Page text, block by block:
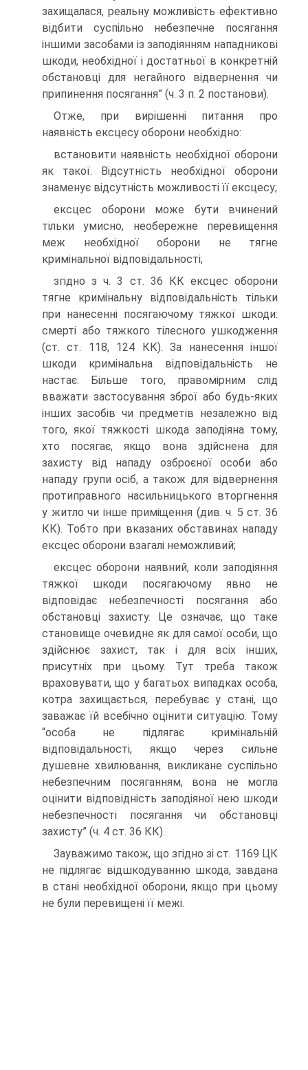
захищалася, реальну можливість ефективно
відбити суспільно небезпечне посягання
іншими засобами із заподіянням нападникові
шкоди, необхідної і достатньої в конкретній
обстановці для негайного відвернення чи
припинення посягання” (ч. 3 п. 2 постанови).
Отже, при вирішенні питання про
наявність ексцесу оборони необхідно:
встановити наявність необхідної оборони
як такої. Відсутність необхідної оборони
знаменує відсутність можливості її ексцесу;
ексцес оборони може бути вчинений
тільки умисно, необережне перевищення
меж необхідної оборони не тягне
кримінальної відповідальності;
згідно з ч. 3 ст. 36 КК ексцес оборони
тягне кримінальну відповідальність тільки
при нанесенні посягаючому тяжкої шкоди:
смерті або тяжкого тілесного ушкодження
(ст. ст. 118, 124 КК). За нанесення іншої
шкоди кримінальна відповідальність не
настає. Більше того, правомірним слід
вважати застосування зброї або будь-яких
інших засобів чи предметів незалежно від
того, якої тяжкості шкода заподіяна тому,
хто посягає, якщо вона здійснена для
захисту від нападу озброєної особи або
нападу групи осіб, а також для відвернення
протиправного насильницького вторгнення
у житло чи інше приміщення (див. ч. 5 ст. 36
КК). Тобто при вказаних обставинах нападу
ексцес оборони взагалі неможливий;
ексцес оборони наявний, коли заподіяння
тяжкої шкоди посягаючому явно не
відповідає небезпечності посягання або
обстановці захисту. Це означає, що таке
становище очевидне як для самої особи, що
здійснює захист, так і для всіх інших,
присутніх при цьому. Тут треба також
враховувати, що у багатьох випадках особа,
котра захищається, перебуває у стані, що
заважає їй всебічно оцінити ситуацію. Тому
“особа не підлягає кримінальній
відповідальності, якщо через сильне
душевне хвилювання, викликане суспільно
небезпечним посяганням, вона не могла
оцінити відповідність заподіяної нею шкоди
небезпечності посягання чи обстановці
захисту” (ч. 4 ст. 36 КК).
Зауважимо також, що згідно зі ст. 1169 ЦК
не підлягає відшкодуванню шкода, завдана
в стані необхідної оборони, якщо при цьому
не були перевищені її межі.